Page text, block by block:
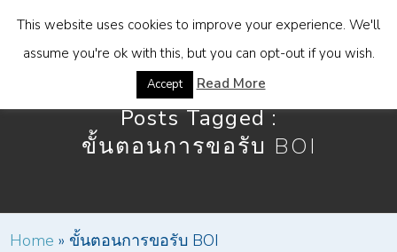
Posts Tagged :
ขั้นตอนการขอรับ BOI
Home » ขั้นตอนการขอรับ BOI
This website uses cookies to improve your experience. We'll
assume you're ok with this, but you can opt-out if you wish.
Accept Read More